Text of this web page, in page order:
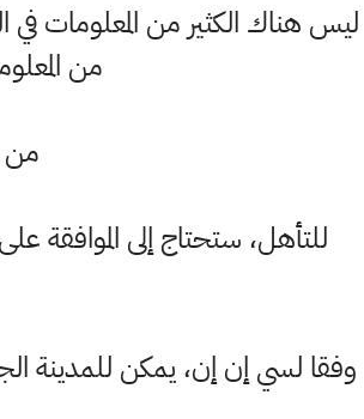
ليس هناك الكثير من المعلومات في
من
من
للتأهل، ستحتاج إلى الموافقة
وفقا لسي إن إن، يمكن للمدينة